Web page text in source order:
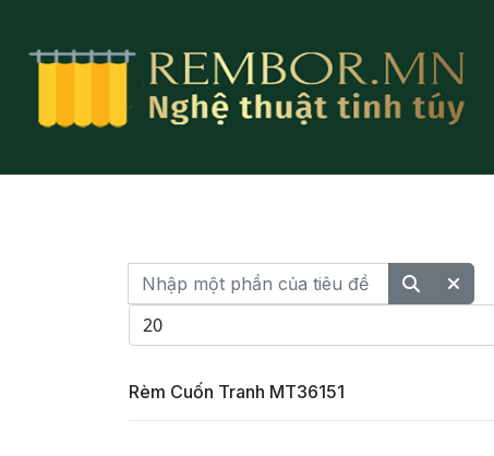
Nhập một phần của tiêu đề
Hiển thị #
Rèm Cuốn Tranh MT36151